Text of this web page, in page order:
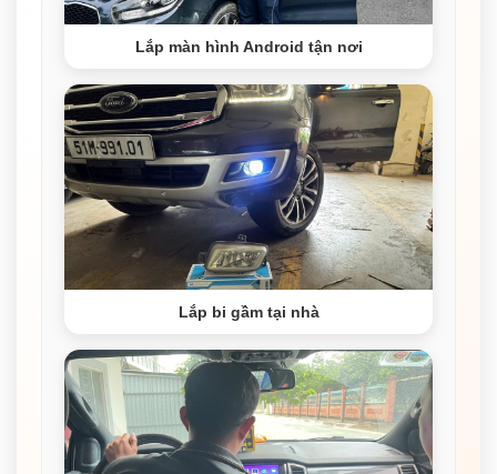
Lắp màn hình Android tận nơi
Lắp bi gầm tại nhà